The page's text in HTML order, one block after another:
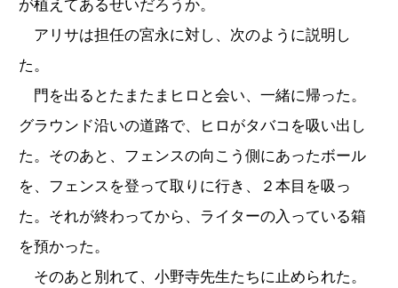
が植えてあるせいだろうか。
アリサは担任の宮永に対し、次のように説明し
た。
門を出るとたまたまヒロと会い、一緒に帰った。
グラウンド沿いの道路で、ヒロがタバコを吸い出し
た。そのあと、フェンスの向こう側にあったボール
を、フェンスを登って取りに行き、２本目を吸っ
た。それが終わってから、ライターの入っている箱
を預かった。
そのあと別れて、小野寺先生たちに止められた。